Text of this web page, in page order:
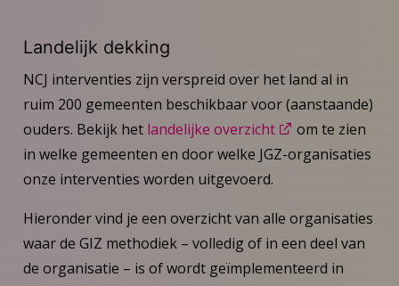
Inloggen GIZ-professionals en -
coördinatoren
Inloggen GIZ-trainers
Inloggen GIZ-coaches
Landelijk dekking
NCJ interventies zijn verspreid over het land al in
ruim 200 gemeenten beschikbaar voor (aanstaande)
ouders. Bekijk het landelijke overzicht
om te zien
in welke gemeenten en door welke JGZ-organisaties
onze interventies worden uitgevoerd.
Hieronder vind je een overzicht van alle organisaties
waar de GIZ methodiek – volledig of in een deel van
de organisatie – is of wordt geïmplementeerd in